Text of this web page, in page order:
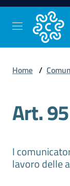
Vai al contenuto
Vai alla
Vai al footer
Stampa
Studi
e
Statistica
Home /
Art. 95
I
lavoro delle